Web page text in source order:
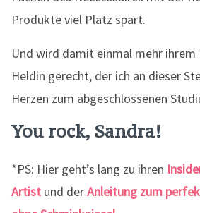
Produkte viel Platz spart.
Und wird damit einmal mehr ihrem
Heldin gerecht, der ich an dieser
Herzen zum abgeschlossenen
You rock, Sandra!
*PS: Hier geht’s lang zu ihren
Artist und derAnleitung zum